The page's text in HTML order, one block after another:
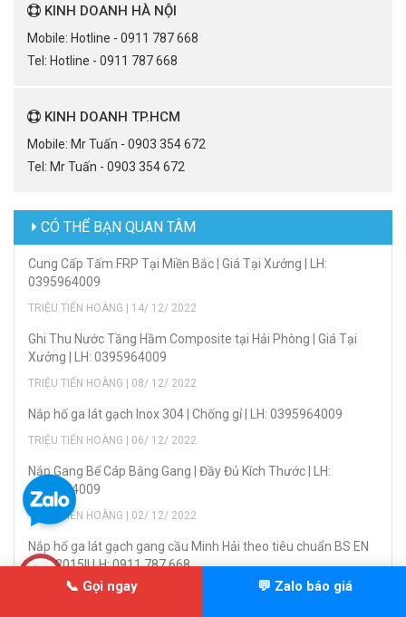
KINH DOANH HÀ NỘI
Mobile: Hotline - 0911 787 668
Tel: Hotline - 0911 787 668
KINH DOANH TP.HCM
Mobile: Mr Tuấn - 0903 354 672
Tel: Mr Tuấn - 0903 354 672
CÓ THỂ BẠN QUAN TÂM
Cung Cấp Tấm FRP Tại Miền Bắc | Giá Tại Xưởng | LH:
0395964009
TRIỆU TIẾN HOÀNG | 14/ 12/ 2022
Ghi Thu Nước Tầng Hầm Composite tại Hải Phòng | Giá Tại
Xưởng | LH: 0395964009
TRIỆU TIẾN HOÀNG | 08/ 12/ 2022
Nắp hố ga lát gạch Inox 304 | Chống gỉ | LH: 0395964009
TRIỆU TIẾN HOÀNG | 06/ 12/ 2022
Nắp Gang Bể Cáp Bằng Gang | Đầy Đủ Kích Thước | LH:
0395964009
TRIỆU TIẾN HOÀNG | 02/ 12/ 2022
Nắp hố ga lát gạch gang cầu Minh Hải theo tiêu chuẩn BS EN
124: 2015|| LH: 0911 787 668
TRIỆU TIẾN HOÀNG | 24/ 11/ 2022
📞 Gọi ngay 💬 Zalo báo giá